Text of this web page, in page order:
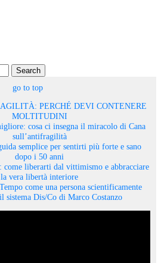
Search
go to top
PERCHÉ DEVI CONTENERE
MOLTITUDINI
cosa ci insegna il miracolo di Cana
sull’antifragilità
semplice per sentirti più forte e sano
dopo i 50 anni
come liberarti dal vittimismo e abbracciare
la vera libertà interiore
come una persona scientificamente
sistema Dis/Co di Marco Costanzo